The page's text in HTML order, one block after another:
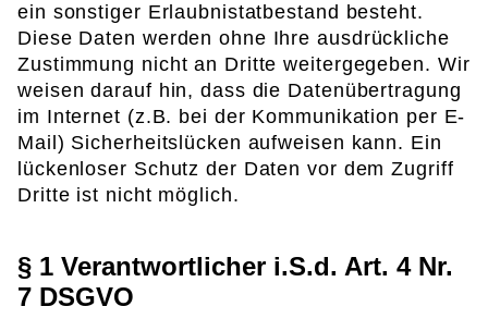
ein sonstiger Erlaubnistatbestand besteht.
Diese Daten werden ohne Ihre ausdrückliche
Zustimmung nicht an Dritte weitergegeben. Wir
weisen darauf hin, dass die Datenübertragung
im Internet (z.B. bei der Kommunikation per E-
Mail) Sicherheitslücken aufweisen kann. Ein
lückenloser Schutz der Daten vor dem Zugriff
Dritte ist nicht möglich.
§ 1 Verantwortlicher i.S.d. Art. 4 Nr.
7 DSGVO